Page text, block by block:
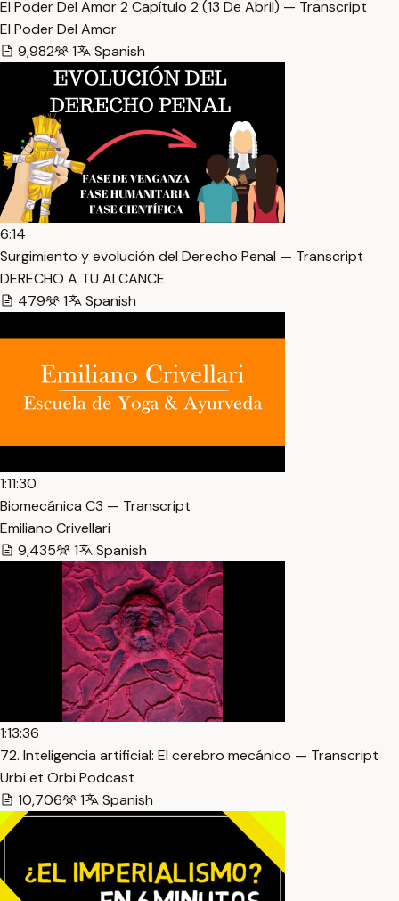
El Poder Del Amor 2 Capítulo 2 (13 De Abril) — Transcript
El Poder Del Amor
9,982
1 Spanish
6:14
Surgimiento y evolución del Derecho Penal — Transcript
DERECHO A TU ALCANCE
479
1 Spanish
1:11:30
Biomecánica C3 — Transcript
Emiliano Crivellari
9,435
1 Spanish
1:13:36
72. Inteligencia artificial: El cerebro mecánico — Transcript
Urbi et Orbi Podcast
10,706
1 Spanish